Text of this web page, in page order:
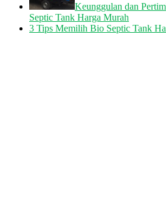
Keunggulan dan
Septic Tank Harga Murah
3 Tips Memilih Bio Septic Tank